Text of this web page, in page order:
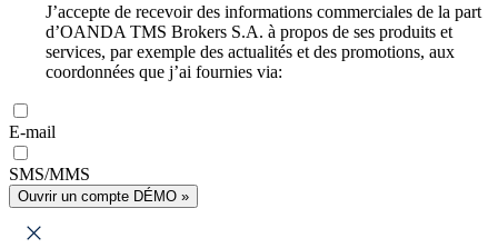
J’accepte de recevoir des informations commerciales de la part
d’OANDA TMS Brokers S.A. à propos de ses produits et
services, par exemple des actualités et des promotions, aux
coordonnées que j’ai fournies via:
E-mail
SMS/MMS
Ouvrir un compte DÉMO »